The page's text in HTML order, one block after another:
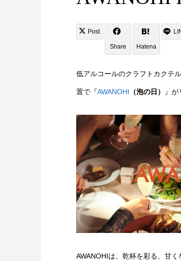
Post
Share Hatena
低アルコールのクラフトカクテ
置で『AWANOHI （泡の日） 』が
AWANOHIは、乾杯を彩る、甘